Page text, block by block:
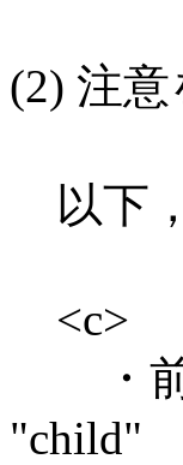
(2) 注
以下
<c>
・前
"child"